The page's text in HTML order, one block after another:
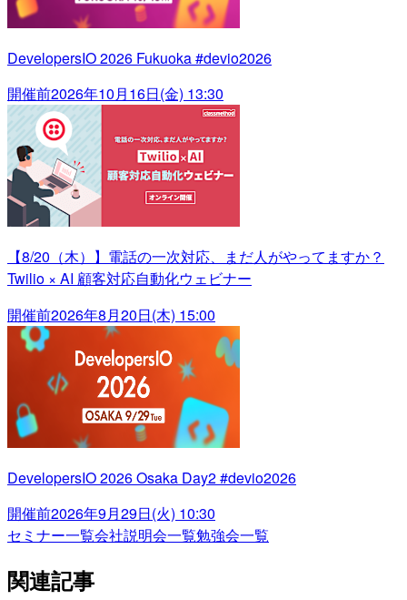
DevelopersIO 2026 Fukuoka #devio2026
開催前2026年10月16日(金) 13:30
【8/20（木）】電話の一次対応、まだ人がやってますか？
Twilio × AI 顧客対応自動化ウェビナー
開催前2026年8月20日(木) 15:00
DevelopersIO 2026 Osaka Day2 #devio2026
開催前2026年9月29日(火) 10:30
セミナー一覧会社説明会一覧勉強会一覧
関連記事